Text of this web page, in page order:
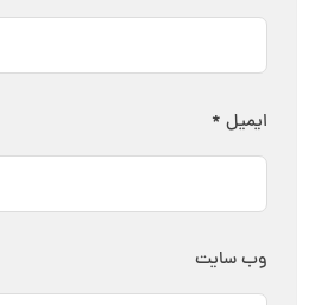
ایمیل *
وب‌ سایت